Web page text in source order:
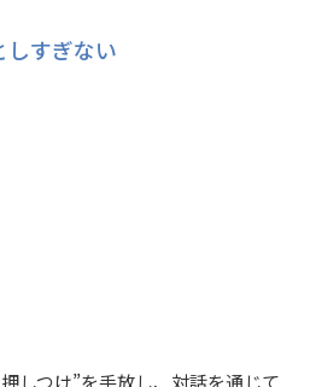
すぎない
しつけ”を手放し、対話を通じて